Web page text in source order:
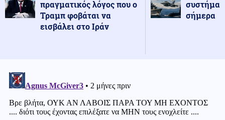
πραγματικός λόγος που ο
Τραμπ φοβάται να
εισβάλει στο Ιράν
σήμερα